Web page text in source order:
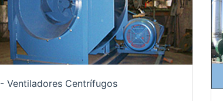
- Ventiladores Centrífugos